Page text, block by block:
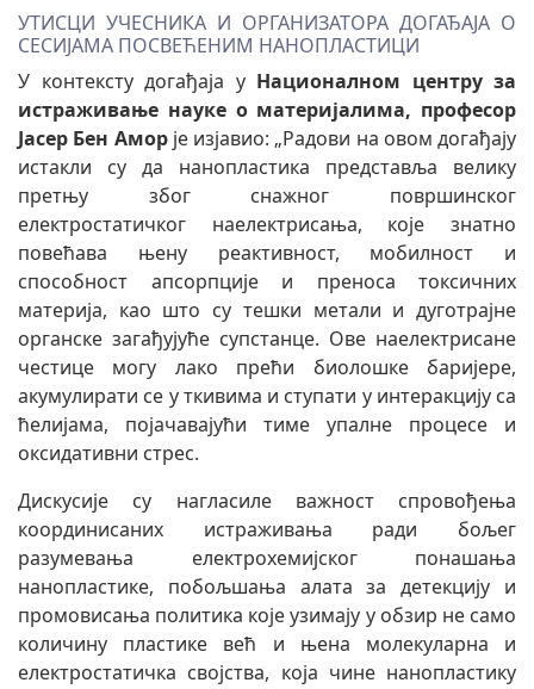
УТИСЦИ УЧЕСНИКА И ОРГАНИЗАТОРА ДОГАЂАЈА О
СЕСИЈАМА ПОСВЕЋЕНИМ НАНОПЛАСТИЦИ
У контексту догађаја у Националном центру за
истраживање науке о материјалима, професор
Јасер Бен Аморје изјавио: „Радови на овом догађају
истакли су да нанопластика представља велику
претњу због снажног површинског
електростатичког наелектрисања, које знатно
повећава њену реактивност, мобилност и
способност апсорпције и преноса токсичних
материја, као што су тешки метали и дуготрајне
органске загађујуће супстанце. Ове наелектрисане
честице могу лако прећи биолошке баријере,
акумулирати се у ткивима и ступати у интеракцију са
ћелијама, појачавајући тиме упалне процесе и
оксидативни стрес.
Дискусије су нагласиле важност спровођења
координисаних истраживања ради бољег
разумевања електрохемијског понашања
нанопластике, побољшања алата за детекцију и
промовисања политика које узимају у обзир не само
количину пластике већ и њена молекуларна и
електростатичка својства, која чине нанопластику